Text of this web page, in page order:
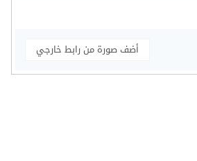
أضف صورة من رابط خارجي